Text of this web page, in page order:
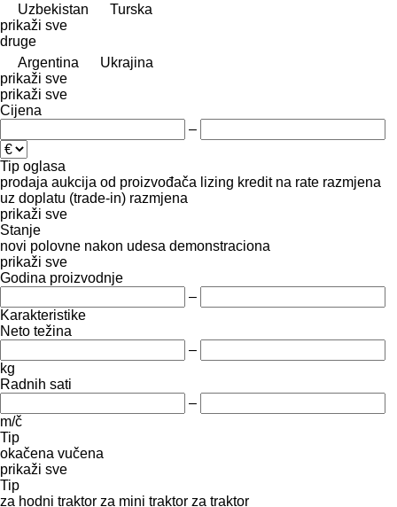
Uzbekistan
Turska
prikaži sve
druge
Argentina
Ukrajina
prikaži sve
prikaži sve
Cijena
–
Tip oglasa
prodaja aukcija od proizvođača lizing kredit na rate razmjena
uz doplatu (trade-in) razmjena
prikaži sve
Stanje
novi polovne nakon udesa demonstraciona
prikaži sve
Godina proizvodnje
–
Karakteristike
Neto težina
–
kg
Radnih sati
–
m/č
Tip
okačena vučena
prikaži sve
Tip
za hodni traktor za mini traktor za traktor